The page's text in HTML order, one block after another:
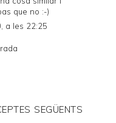
que no :-)
a les 22:25
SEGÜENTS